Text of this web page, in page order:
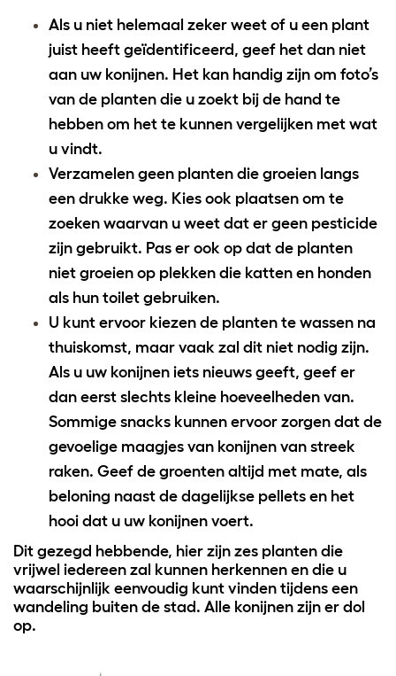
Als u niet helemaal zeker weet of u een plant
juist heeft geïdentificeerd, geef het dan niet
aan uw konijnen. Het kan handig zijn om foto’s
van de planten die u zoekt bij de hand te
hebben om het te kunnen vergelijken met wat
u vindt.
Verzamelen geen planten die groeien langs
een drukke weg. Kies ook plaatsen om te
zoeken waarvan u weet dat er geen pesticide
zijn gebruikt. Pas er ook op dat de planten
niet groeien op plekken die katten en honden
als hun toilet gebruiken.
U kunt ervoor kiezen de planten te wassen na
thuiskomst, maar vaak zal dit niet nodig zijn.
Als u uw konijnen iets nieuws geeft, geef er
dan eerst slechts kleine hoeveelheden van.
Sommige snacks kunnen ervoor zorgen dat de
gevoelige maagjes van konijnen van streek
raken. Geef de groenten altijd met mate, als
beloning naast de dagelijkse pellets en het
hooi dat u uw konijnen voert.
Dit gezegd hebbende, hier zijn zes planten die
vrijwel iedereen zal kunnen herkennen en die u
waarschijnlijk eenvoudig kunt vinden tijdens een
wandeling buiten de stad. Alle konijnen zijn er dol
op.